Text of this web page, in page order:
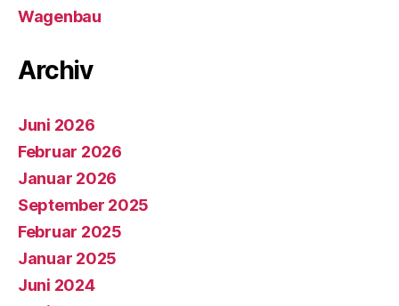
Wagenbau
Archiv
Juni 2026
Februar 2026
Januar 2026
September 2025
Februar 2025
Januar 2025
Juni 2024